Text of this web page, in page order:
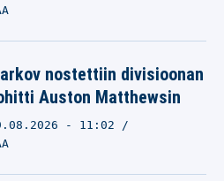
nostettiin divisioonan
Auston Matthewsin
- 11:02